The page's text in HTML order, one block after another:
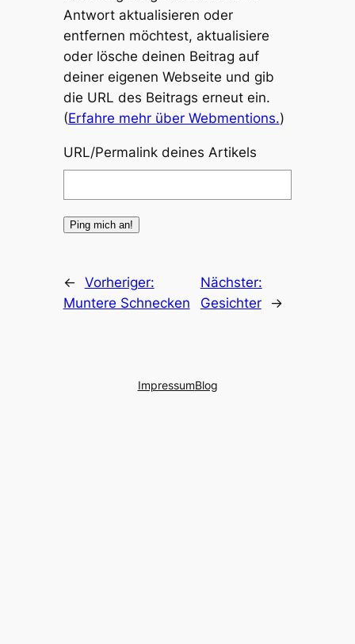
Antwort aktualisieren oder
entfernen möchtest, aktualisiere
oder lösche deinen Beitrag auf
deiner eigenen Webseite und gib
die URL des Beitrags erneut ein.
(Erfahre mehr über Webmentions.)
URL/Permalink deines Artikels
← Vorheriger:
Muntere Schnecken
Nächster:
Gesichter
→
ImpressumBlog